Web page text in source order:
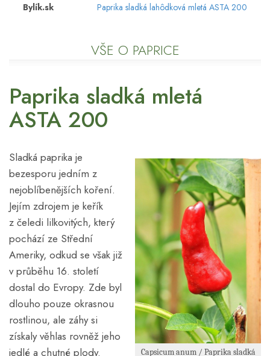
Bylík.sk
Paprika sladká lahôdková mletá ASTA 200
VŠE O PAPRICE
Paprika sladká mletá
ASTA 200
Capsicum anum / Paprika sladká
Sladká paprika je
bezesporu jedním z
nejoblíbenějších koření.
Jejím zdrojem je keřík
z čeledi lilkovitých, který
pochází ze Střední
Ameriky, odkud se však již
v průběhu 16. století
dostal do Evropy. Zde byl
dlouho pouze okrasnou
rostlinou, ale záhy si
získaly věhlas rovněž jeho
jedlé a chutné plody.